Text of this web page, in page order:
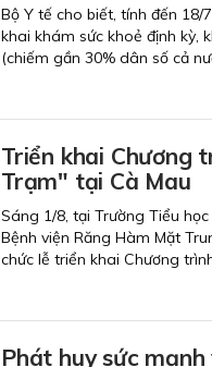
Bộ Y tế cho biết, tính đến
khai khám sức khoẻ định kỳ,
(chiếm gần 30% dân số cả
Triển khai Chương
Trạm" tại Cà Mau
Sáng 1/8, tại Trường Tiểu
Bệnh viện Răng Hàm Mặt
chức lễ triển khai Chương
Phát huy sức